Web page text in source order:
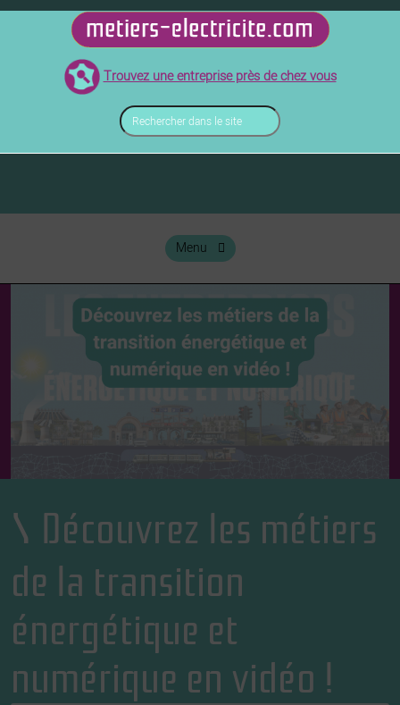
métiers de l'électricité
metiers-electricite.com
Trouvez une entreprise près de chez vous
Rechercher
dans
le
Menu
Découvrez les métiers
de la transition
énergétique et
numérique en vidéo !